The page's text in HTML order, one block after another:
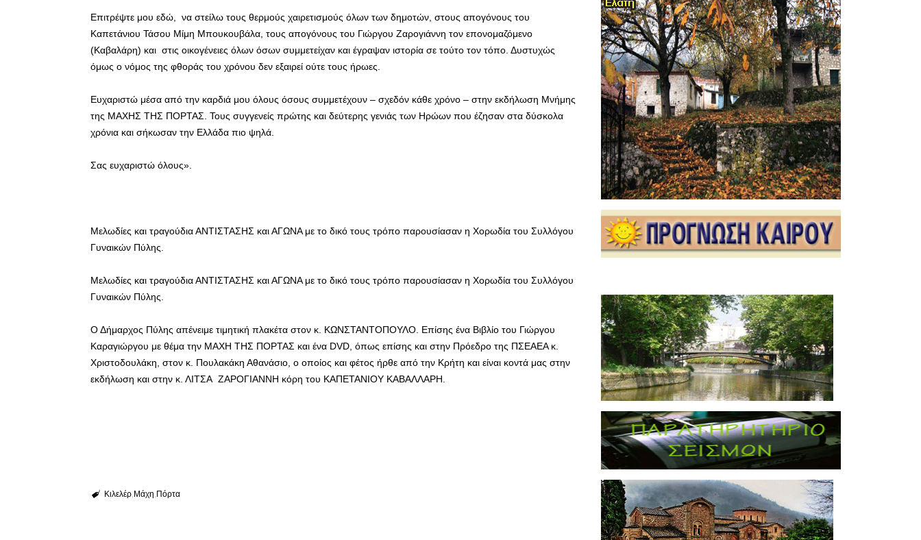
Επιτρέψτε μου εδώ, να στείλω τους θερμούς χαιρετισμούς όλων των δημοτών, στους απογόνους του
Καπετάνιου Τάσου Μίμη Μπουκουβάλα, τους απογόνους του Γιώργου Ζαρoγιάννη τον επονομαζόμενο
(Καβαλάρη) και στις οικογένειες όλων όσων συμμετείχαν και έγραψαν ιστορία σε τούτο τον τόπο. Δυστυχώς
όμως ο νόμος της φθοράς του χρόνου δεν εξαιρεί ούτε τους ήρωες.
Eυχαριστώ μέσα από την καρδιά μου όλους όσους συμμετέχουν – σχεδόν κάθε χρόνο – στην εκδήλωση Μνήμης
της ΜΑΧΗΣ ΤΗΣ ΠΟΡΤΑΣ. Τους συγγενείς πρώτης και δεύτερης γενιάς των Ηρώων που έζησαν στα δύσκολα
χρόνια και σήκωσαν την Ελλάδα πιο ψηλά.
Σας ευχαριστώ όλους».
Μελωδίες και τραγούδια ΑΝΤΙΣΤΑΣΗΣ και ΑΓΩΝΑ με το δικό τους τρόπο παρουσίασαν η Χορωδία του Συλλόγου
Γυναικών Πύλης.
Μελωδίες και τραγούδια ΑΝΤΙΣΤΑΣΗΣ και ΑΓΩΝΑ με το δικό τους τρόπο παρουσίασαν η Χορωδία του Συλλόγου
Γυναικών Πύλης.
Ο Δήμαρχος Πύλης απένειμε τιμητική πλακέτα στον κ. ΚΩΝΣΤΑΝΤΟΠΟΥΛΟ. Επίσης ένα Βιβλίο του Γιώργου
Καραγιώργου με θέμα την ΜΑΧΗ ΤΗΣ ΠΟΡΤΑΣ και ένα DVD, όπως επίσης και στην Πρόεδρο της ΠΣΕΑΕΑ κ.
Χριστοδουλάκη, στον κ. Πουλακάκη Αθανάσιο, ο οποίος και φέτος ήρθε από την Κρήτη και είναι κοντά μας στην
εκδήλωση και στην κ. ΛΙΤΣΑ ΖΑΡΟΓΙΑΝΝΗ κόρη του ΚΑΠΕΤΑΝΙΟΥ ΚΑΒΑΛΛΑΡΗ.
Κιλελέρ Μάχη Πόρτα